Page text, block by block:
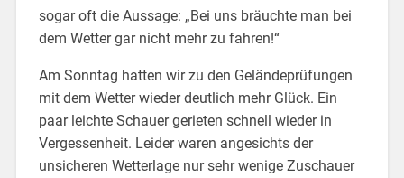
sogar oft die Aussage: „Bei uns bräuchte man bei
dem Wetter gar nicht mehr zu fahren!“
Am Sonntag hatten wir zu den Geländeprüfungen
mit dem Wetter wieder deutlich mehr Glück. Ein
paar leichte Schauer gerieten schnell wieder in
Vergessenheit. Leider waren angesichts der
unsicheren Wetterlage nur sehr wenige Zuschauer